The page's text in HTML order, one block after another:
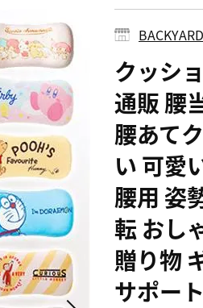
クッシ
通販 腰
腰あて
い 可愛
腰用 姿
転 おし
贈り物
サポート